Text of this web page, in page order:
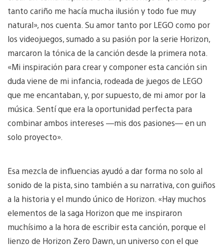
tanto cariño me hacía mucha ilusión y todo fue muy
natural», nos cuenta. Su amor tanto por LEGO como por
los videojuegos, sumado a su pasión por la serie Horizon,
marcaron la tónica de la canción desde la primera nota.
«Mi inspiración para crear y componer esta canción sin
duda viene de mi infancia, rodeada de juegos de LEGO
que me encantaban, y, por supuesto, de mi amor por la
música. Sentí que era la oportunidad perfecta para
combinar ambos intereses —mis dos pasiones— en un
solo proyecto».
Esa mezcla de influencias ayudó a dar forma no solo al
sonido de la pista, sino también a su narrativa, con guiños
a la historia y el mundo único de Horizon. «Hay muchos
elementos de la saga Horizon que me inspiraron
muchísimo a la hora de escribir esta canción, porque el
lienzo de Horizon Zero Dawn, un universo con el que